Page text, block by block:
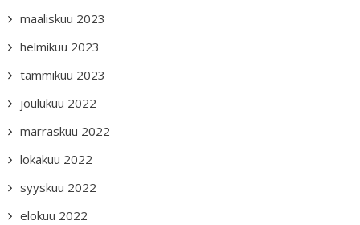
maaliskuu 2023
helmikuu 2023
tammikuu 2023
joulukuu 2022
marraskuu 2022
lokakuu 2022
syyskuu 2022
elokuu 2022